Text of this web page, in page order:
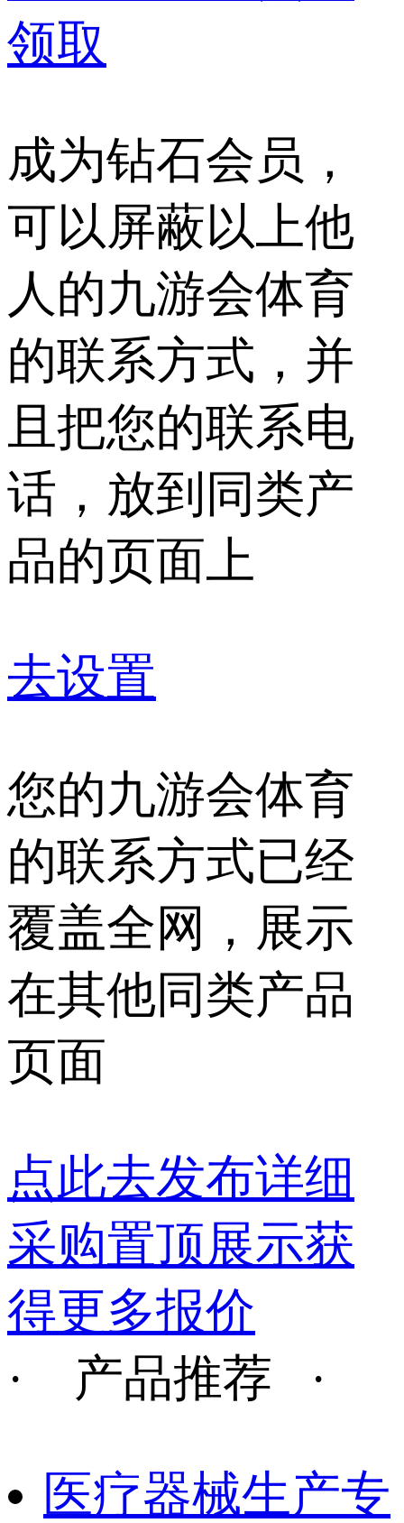
领取
成为钻石会员，
可以屏蔽以上他
人的九游会体育
的联系方式，并
且把您的联系电
话，放到同类产
品的页面上
去设置
您的九游会体育
的联系方式已经
覆盖全网，展示
在其他同类产品
页面
点此去发布详细
采购置顶展示获
得更多报价
· 产品推荐 ·
医疗器械生产专